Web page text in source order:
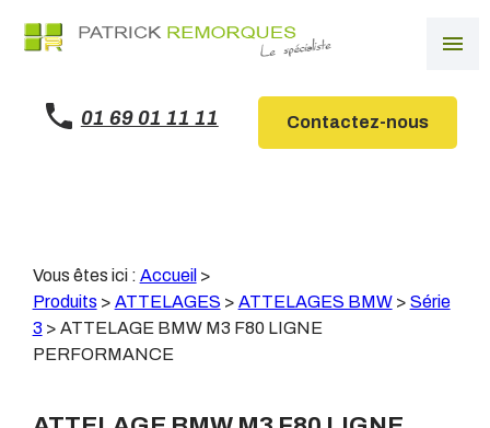
menu
01 69 01 11 11 Contactez-nous
Vous êtes ici : Accueil >
Produits > ATTELAGES > ATTELAGES BMW> Série
3 > ATTELAGE BMW M3 F80 LIGNE
PERFORMANCE